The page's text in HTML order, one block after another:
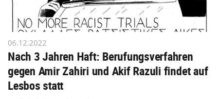
06.12.2022
Nach 3 Jahren Haft: Berufungsverfahren
gegen Amir Zahiri und Akif Razuli findet auf
Lesbos statt